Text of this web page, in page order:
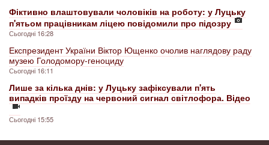
Фіктивно влаштовували чоловіків на роботу: у Луцьку
п'ятьом працівникам ліцею повідомили про підозру
Сьогодні 16:28
Експрезидент України Віктор Ющенко очолив наглядову раду
музею Голодомору-геноциду
Сьогодні 16:11
Лише за кілька днів: у Луцьку зафіксували п'ять
випадків проїзду на червоний сигнал світлофора. Відео
Сьогодні 15:55